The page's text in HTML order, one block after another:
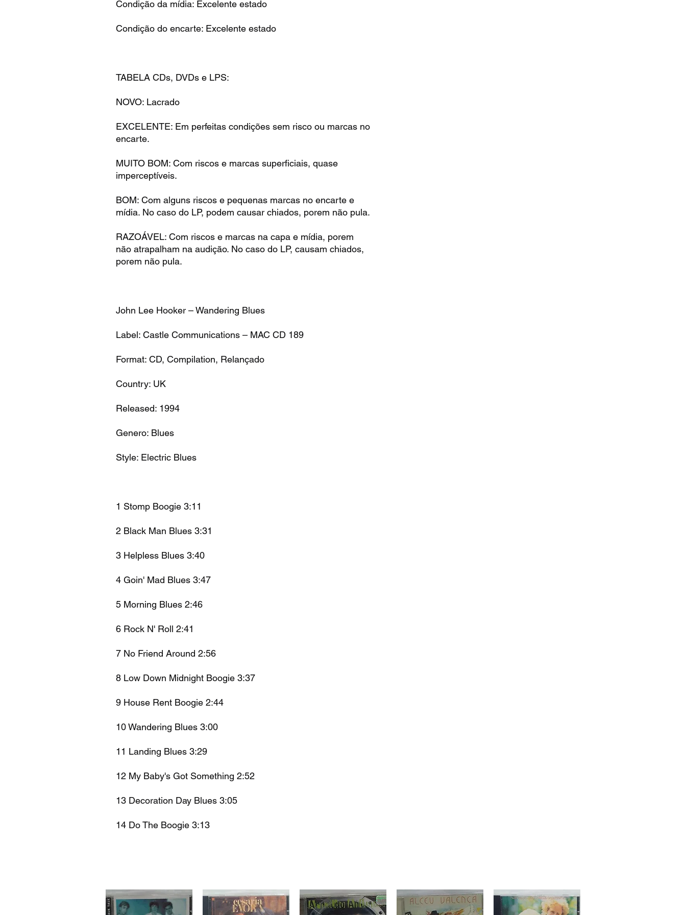
Condição da mídia: Excelente estado
Condição do encarte: Excelente estado
TABELA CDs, DVDs e LPS:
NOVO: Lacrado
EXCELENTE: Em perfeitas condições sem risco ou marcas no
encarte.
MUITO BOM: Com riscos e marcas superficiais, quase
imperceptíveis.
BOM: Com alguns riscos e pequenas marcas no encarte e
mídia. No caso do LP, podem causar chiados, porem não pula.
RAZOÁVEL: Com riscos e marcas na capa e mídia, porem
não atrapalham na audição. No caso do LP, causam chiados,
porem não pula.
John Lee Hooker – Wandering Blues
Label: Castle Communications – MAC CD 189
Format: CD, Compilation, Relançado
Country: UK
Released: 1994
Genero: Blues
Style: Electric Blues
1 Stomp Boogie 3:11
2 Black Man Blues 3:31
3 Helpless Blues 3:40
4 Goin' Mad Blues 3:47
5 Morning Blues 2:46
6 Rock N' Roll 2:41
7 No Friend Around 2:56
8 Low Down Midnight Boogie 3:37
9 House Rent Boogie 2:44
10 Wandering Blues 3:00
11 Landing Blues 3:29
12 My Baby's Got Something 2:52
13 Decoration Day Blues 3:05
14 Do The Boogie 3:13